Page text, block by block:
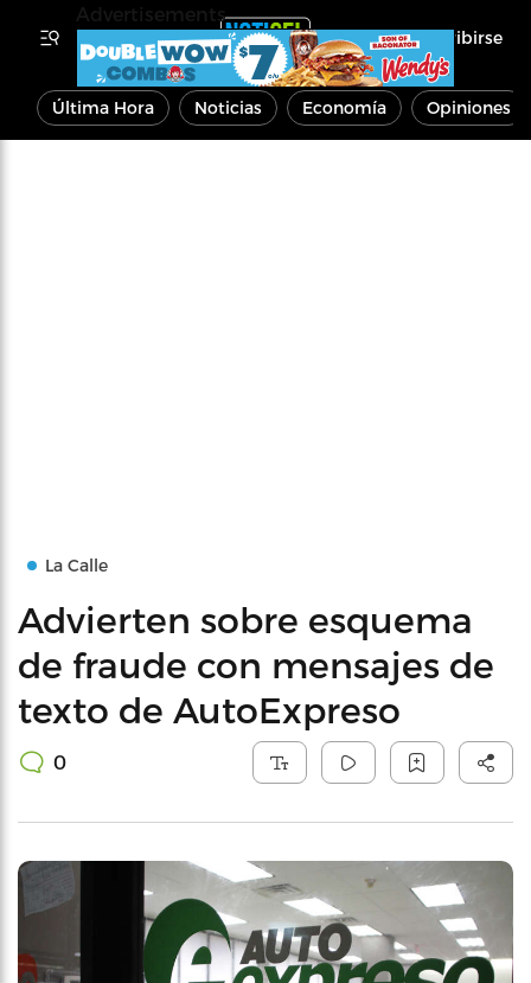
Inscribirse
Última Hora Noticias Economía Opiniones
La Calle
Advierten sobre esquema
de fraude con mensajes de
texto de AutoExpreso
0
Advertisements